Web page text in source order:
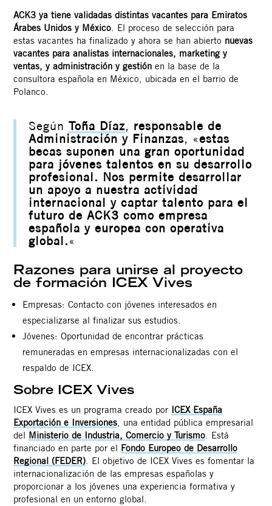
ACK3 ya tiene validadas distintas vacantes para Emiratos
Árabes Unidos y México. El proceso de selección para
estas vacantes ha finalizado y ahora se han abierto nuevas
vacantes para analistas internacionales, marketing y
ventas, y administración y gestión en la base de la
consultora española en México, ubicada en el barrio de
Polanco.
SegúnToña Díaz, responsable de
Administración y Finanzas, «estas
becas suponen una gran oportunidad
para jóvenes talentos en su desarrollo
profesional. Nos permite desarrollar
un apoyo a nuestra actividad
internacional y captar talento para el
futuro de ACK3 como empresa
española y europea con operativa
global.«
Razones para unirse al proyecto
de formación ICEX Vives
Empresas: Contacto con jóvenes interesados en
especializarse al finalizar sus estudios.
Jóvenes: Oportunidad de encontrar prácticas
remuneradas en empresas internacionalizadas con el
respaldo de ICEX.
Sobre ICEX Vives
ICEX Vives es un programa creado por ICEX España
Exportación e Inversiones, una entidad pública empresarial
del Ministerio de Industria, Comercio y Turismo. Está
financiado en parte por el Fondo Europeo de Desarrollo
Regional (FEDER). El objetivo de ICEX Vives es fomentar la
internacionalización de las empresas españolas y
proporcionar a los jóvenes una experiencia formativa y
profesional en un entorno global.